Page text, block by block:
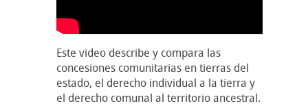
Este video describe y compara las
concesiones comunitarias en tierras del
estado, el derecho individual a la tierra y
el derecho comunal al territorio ancestral.